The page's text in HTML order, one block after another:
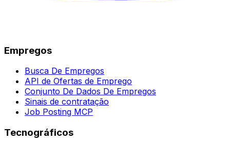
Empregos
Busca De Empregos
API de Ofertas de Emprego
Conjunto De Dados De Empregos
Sinais de contratação
Job Posting MCP
Tecnográficos